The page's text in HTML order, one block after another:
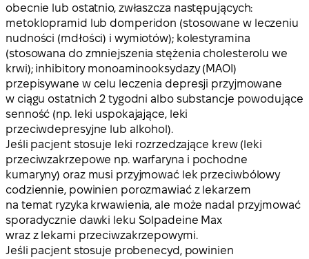
obecnie lub ostatnio, zwłaszcza następujących:
metoklopramid lub domperidon (stosowane w leczeniu
nudności (mdłości) i wymiotów); kolestyramina
(stosowana do zmniejszenia stężenia cholesterolu we
krwi); inhibitory monoaminooksydazy (MAOI)
przepisywane w celu leczenia depresji przyjmowane
w ciągu ostatnich 2 tygodni albo substancje powodujące
senność (np. leki uspokajające, leki
przeciwdepresyjne lub alkohol).
Jeśli pacjent stosuje leki rozrzedzające krew (leki
przeciwzakrzepowe np. warfaryna i pochodne
kumaryny) oraz musi przyjmować lek przeciwbólowy
codziennie, powinien porozmawiać z lekarzem
na temat ryzyka krwawienia, ale może nadal przyjmować
sporadycznie dawki leku Solpadeine Max
wraz z lekami przeciwzakrzepowymi.
Jeśli pacjent stosuje probenecyd, powinien